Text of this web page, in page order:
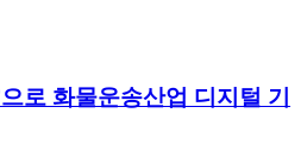
로 화물운송산업 디지털 기